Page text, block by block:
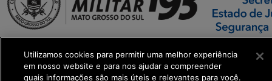
SETDIG | Secretaria-
Executiva de
Transformação Digital
Utilizamos cookies para permitir uma melhor experiência
em nosso website e para nos ajudar a compreender
quais informações são mais úteis e relevantes para você.